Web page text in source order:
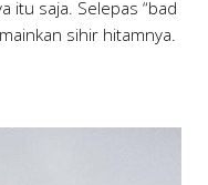
itu saja. Selepas “bad
sihir hitamnya.